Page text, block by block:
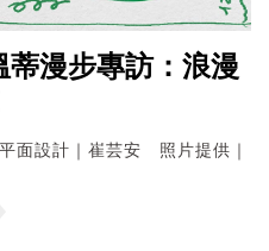
漫步專訪：浪漫
面設計｜崔芸安 照片提供｜